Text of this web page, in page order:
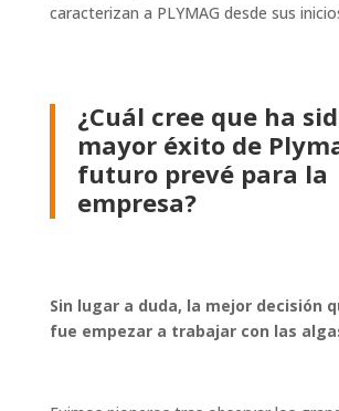
caracterizan a PLYMAG desde sus
¿Cuál cree que ha
mayor éxito de
futuro prevé para la
empresa?
Sin lugar a duda, la mejor decisión
fue empezar a trabajar con las